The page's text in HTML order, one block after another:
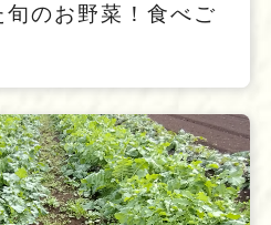
旬のお野菜！食べご